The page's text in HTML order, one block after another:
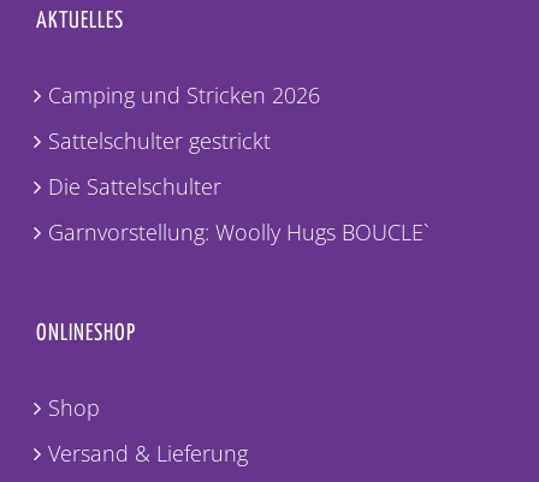
AKTUELLES
Camping und Stricken 2026
Sattelschulter gestrickt
Die Sattelschulter
Garnvorstellung: Woolly Hugs BOUCLE`
ONLINESHOP
Shop
Versand & Lieferung